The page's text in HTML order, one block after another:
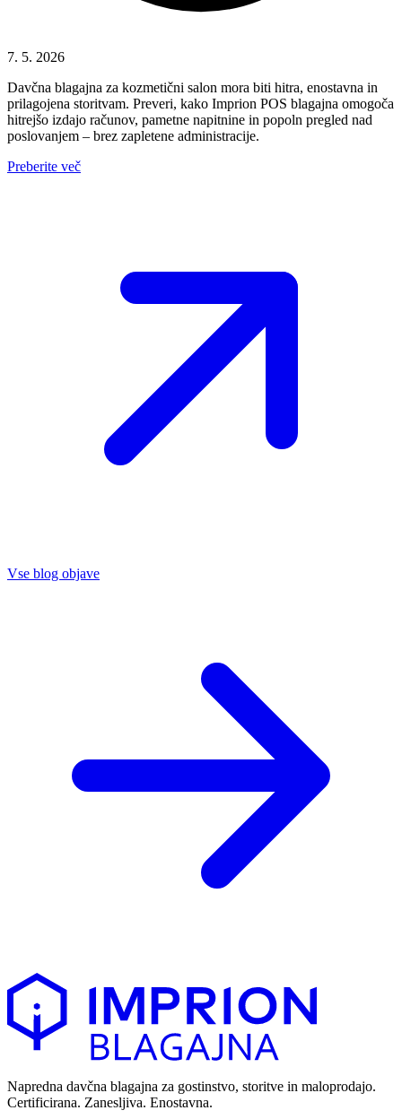
7. 5. 2026
Davčna blagajna za kozmetični salon mora biti hitra, enostavna in
prilagojena storitvam. Preveri, kako Imprion POS blagajna omogoča
hitrejšo izdajo računov, pametne napitnine in popoln pregled nad
poslovanjem – brez zapletene administracije.
Preberite več
Vse blog objave
Napredna davčna blagajna za gostinstvo, storitve in maloprodajo.
Certificirana. Zanesljiva. Enostavna.